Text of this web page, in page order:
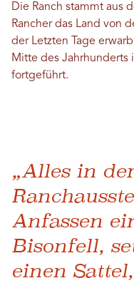
Die Ranch stammt aus
Rancher das Land von
der Letzten Tage
Mitte des Jahrhunderts
fortgeführt.
„Alles in
Anfassen
Bisonfell,
einen